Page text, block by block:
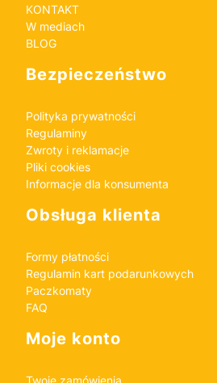
KONTAKT
W mediach
BLOG
Bezpieczeństwo
Polityka prywatności
Regulaminy
Zwroty i reklamacje
Pliki cookies
Informacje dla konsumenta
Obsługa klienta
Formy płatności
Regulamin kart podarunkowych
Paczkomaty
FAQ
Moje konto
Twoje zamówienia